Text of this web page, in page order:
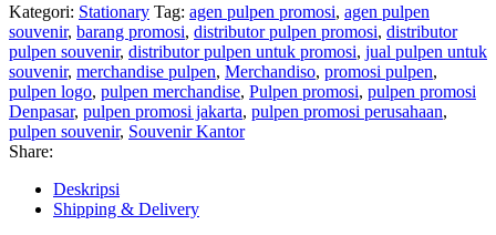
Kategori: Stationary Tag: agen pulpen promosi, agen pulpen
souvenir, barang promosi, distributor pulpen promosi, distributor
pulpen souvenir, distributor pulpen untuk promosi, jual pulpen untuk
souvenir, merchandise pulpen, Merchandiso, promosi pulpen,
pulpen logo, pulpen merchandise, Pulpen promosi, pulpen promosi
Denpasar, pulpen promosi jakarta, pulpen promosi perusahaan,
pulpen souvenir, Souvenir Kantor
Share:
Deskripsi
Shipping & Delivery